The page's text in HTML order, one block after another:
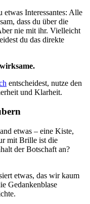
etwas Interessantes: Alle
dass du über die
nie mit ihr. Vielleicht
du das direkte
entscheidest, nutze den
und Klarheit.
etwas – eine Kiste,
mit Brille ist die
der Botschaft an?
etwas, das wir kaum
Gedankenblase